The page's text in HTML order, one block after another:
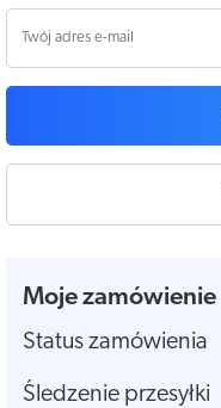
Moje zamówienie
Status zamówienia
Śledzenie przesyłki